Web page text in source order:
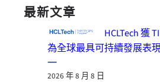
最新文章
HCLTech 獲
為全球最具可持續發展表
一
2026 年 8 月 8 日